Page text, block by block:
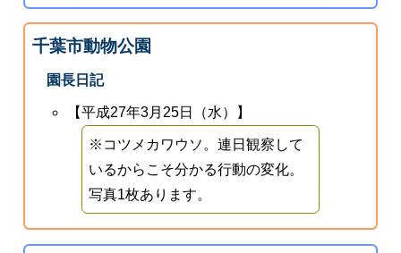
千葉市動物公園
園長日記
【平成27年3月25日（水）】
※コツメカワウソ。連日観察して
いるからこそ分かる行動の変化。
写真1枚あります。